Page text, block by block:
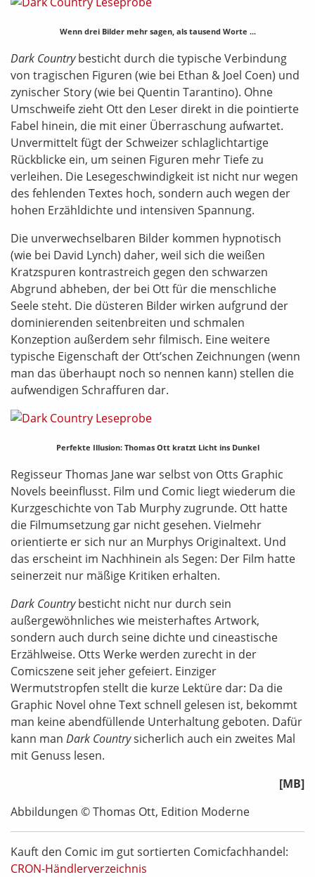
Wenn drei Bilder mehr sagen, als tausend Worte ...
Dark Countrybesticht durch die typische Verbindung
von tragischen Figuren (wie bei Ethan & Joel Coen) und
zynischer Story (wie bei Quentin Tarantino). Ohne
Umschweife zieht Ott den Leser direkt in die pointierte
Fabel hinein, die mit einer Überraschung aufwartet.
Unvermittelt fügt der Schweizer schlaglichtartige
Rückblicke ein, um seinen Figuren mehr Tiefe zu
verleihen. Die Lesegeschwindigkeit ist nicht nur wegen
des fehlenden Textes hoch, sondern auch wegen der
hohen Erzähldichte und intensiven Spannung.
Die unverwechselbaren Bilder kommen hypnotisch
(wie bei David Lynch) daher, weil sich die weißen
Kratzspuren kontrastreich gegen den schwarzen
Abgrund abheben, der bei Ott für die menschliche
Seele steht. Die düsteren Bilder wirken aufgrund der
dominierenden seitenbreiten und schmalen
Konzeption außerdem sehr filmisch. Eine weitere
typische Eigenschaft der Ott’schen Zeichnungen (wenn
man das überhaupt noch so nennen kann) stellen die
aufwendigen Schraffuren dar.
Perfekte Illusion: Thomas Ott kratzt Licht ins Dunkel
Regisseur Thomas Jane war selbst von Otts Graphic
Novels beeinflusst. Film und Comic liegt wiederum die
Kurzgeschichte von Tab Murphy zugrunde. Ott hatte
die Filmumsetzung gar nicht gesehen. Vielmehr
orientierte er sich nur an Murphys Originaltext. Und
das erscheint im Nachhinein als Segen: Der Film hatte
seinerzeit nur mäßige Kritiken erhalten.
Dark Countrybesticht nicht nur durch sein
außergewöhnliches wie meisterhaftes Artwork,
sondern auch durch seine dichte und cineastische
Erzählweise. Otts Werke werden zurecht in der
Comicszene seit jeher gefeiert. Einziger
Wermutstropfen stellt die kurze Lektüre dar: Da die
Graphic Novel ohne Text schnell gelesen ist, bekommt
man keine abendfüllende Unterhaltung geboten. Dafür
kann man Dark Countrysicherlich auch ein zweites Mal
mit Genuss lesen.
[MB]
Abbildungen © Thomas Ott, Edition Moderne
Kauft den Comic im gut sortierten Comicfachhandel:
CRON-Händlerverzeichnis